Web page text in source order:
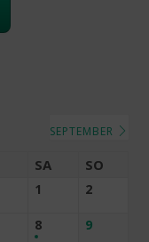
SEPTEMBER
SA SO
1 2
8 9